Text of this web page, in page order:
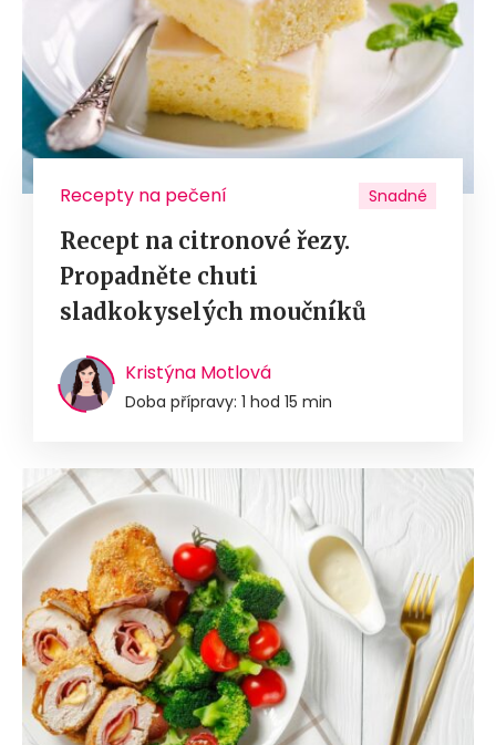
Recepty na pečení Snadné
Recept na citronové řezy.
Propadněte chuti
sladkokyselých moučníků
Kristýna Motlová
Doba přípravy: 1 hod 15 min